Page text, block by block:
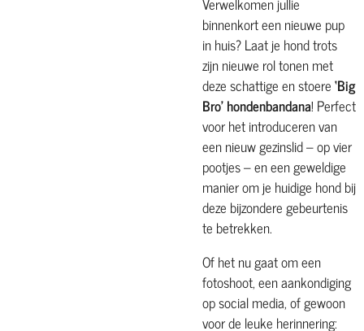
binnenkort een nieuwe pup
in huis? Laat je hond trots
zijn nieuwe rol tonen met
deze schattige en stoere‘Big
Bro’ hondenbandana! Perfect
voor het introduceren van
een nieuw gezinslid – op vier
pootjes – en een geweldige
manier om je huidige hond bij
deze bijzondere gebeurtenis
te betrekken.
Of het nu gaat om een
fotoshoot, een aankondiging
op social media, of gewoon
voor de leuke herinnering: